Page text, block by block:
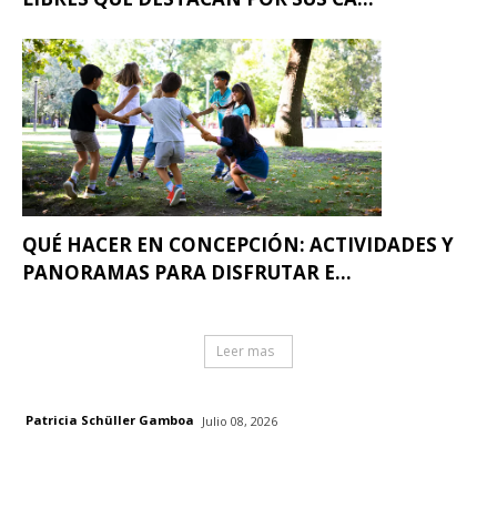
QUÉ HACER EN CONCEPCIÓN: ACTIVIDADES Y
PANORAMAS PARA DISFRUTAR E...
Leer mas
Patricia Schüller Gamboa Julio 08, 2026